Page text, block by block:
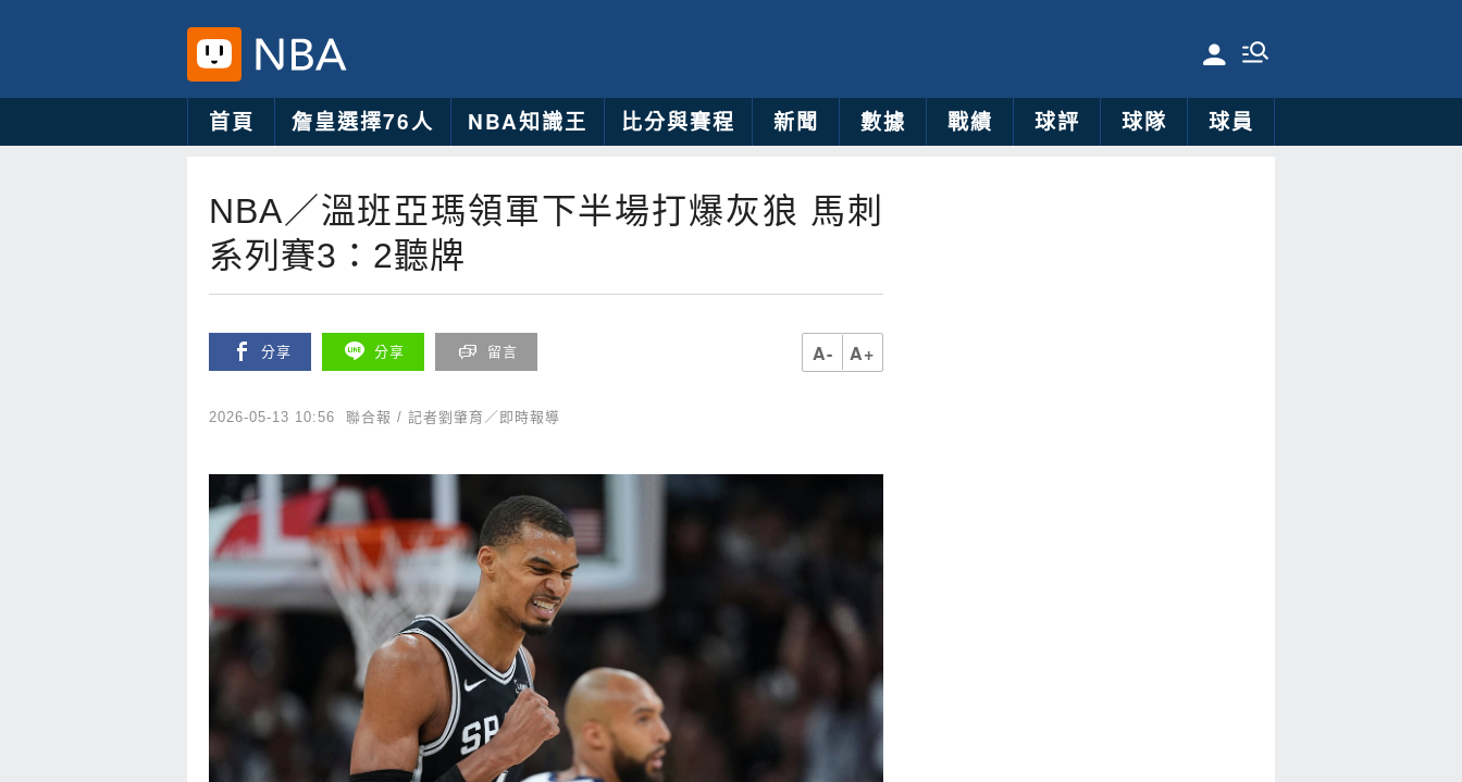
首頁 詹皇選擇76人 NBA知識王 比分與賽程 新聞 數據 戰績 球評 球隊 球員
NBA／溫班亞瑪領軍下半場打爆灰狼 馬刺
系列賽3：2聽牌
分享 分享 留言 A- A+
2026-05-13 10:56 聯合報 / 記者劉肇育／即時報導